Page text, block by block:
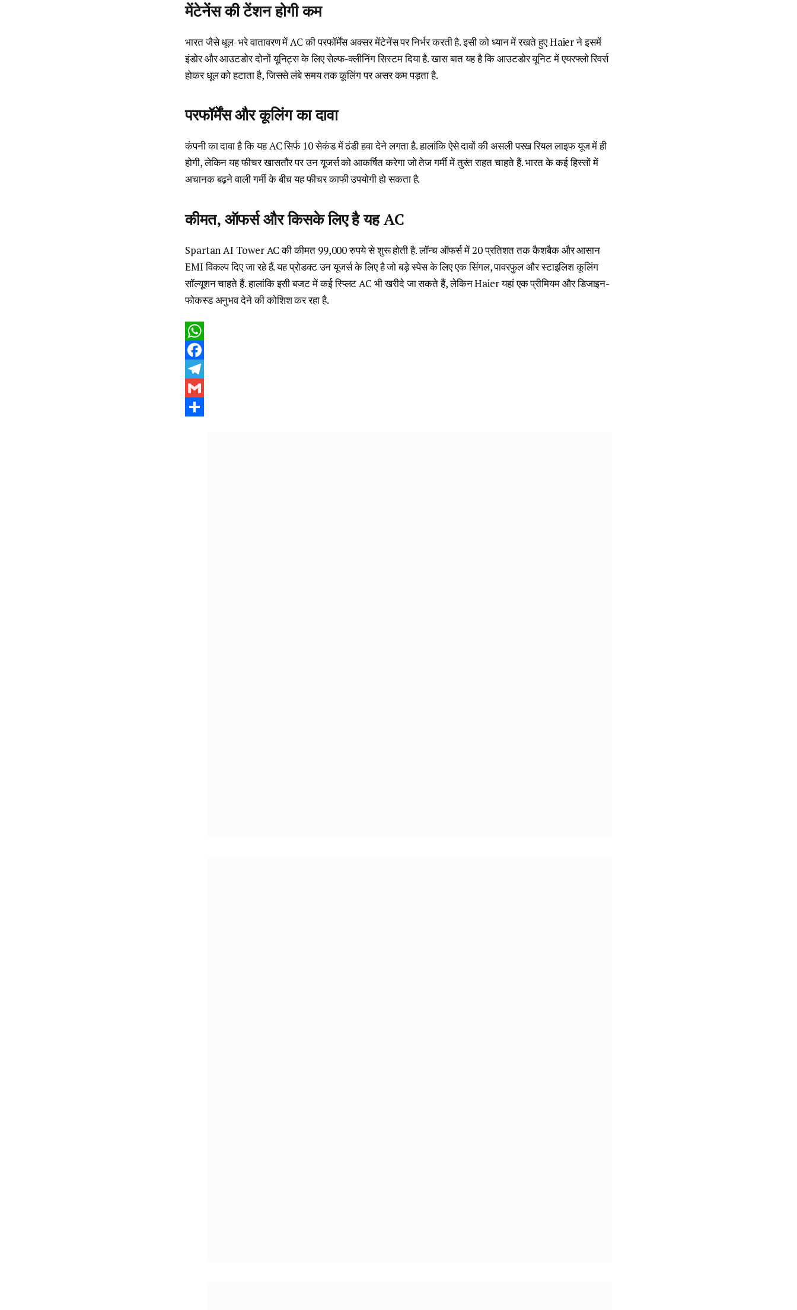
मेंटेनेंस की टेंशन होगी कम
भारत जैसे धूल-भरे वातावरण में AC की परफॉर्मेंस अक्सर मेंटेनेंस पर निर्भर करती है. इसी को ध्यान में रखते हुए Haier ने इसमें
इंडोर और आउटडोर दोनों यूनिट्स के लिए सेल्फ-क्लीनिंग सिस्टम दिया है. खास बात यह है कि आउटडोर यूनिट में एयरफ्लो रिवर्स
होकर धूल को हटाता है, जिससे लंबे समय तक कूलिंग पर असर कम पड़ता है.
परफॉर्मेंस और कूलिंग का दावा
कंपनी का दावा है कि यह AC सिर्फ 10 सेकंड में ठंडी हवा देने लगता है. हालांकि ऐसे दावों की असली परख रियल लाइफ यूज में ही
होगी, लेकिन यह फीचर खासतौर पर उन यूजर्स को आकर्षित करेगा जो तेज गर्मी में तुरंत राहत चाहते हैं. भारत के कई हिस्सों में
अचानक बढ़ने वाली गर्मी के बीच यह फीचर काफी उपयोगी हो सकता है.
कीमत, ऑफर्स और किसके लिए है यह AC
Spartan AI Tower AC की कीमत 99,000 रुपये से शुरू होती है. लॉन्च ऑफर्स में 20 प्रतिशत तक कैशबैक और आसान
EMI विकल्प दिए जा रहे हैं. यह प्रोडक्ट उन यूजर्स के लिए है जो बड़े स्पेस के लिए एक सिंगल, पावरफुल और स्टाइलिश कूलिंग
सॉल्यूशन चाहते हैं. हालांकि इसी बजट में कई स्प्लिट AC भी खरीदे जा सकते हैं, लेकिन Haier यहां एक प्रीमियम और डिजाइन-
फोकस्ड अनुभव देने की कोशिश कर रहा है.
WhatsApp
Facebook
Telegram
Gmail